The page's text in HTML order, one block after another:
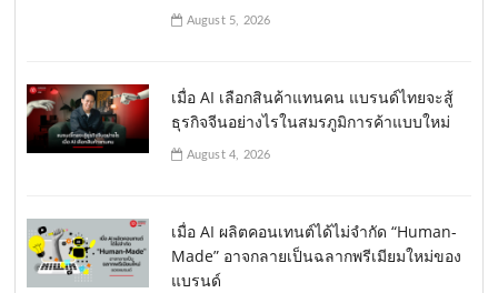
August 5, 2026
เมื่อ AI เลือกสินค้าแทนคน แบรนด์ไทยจะสู้
ธุรกิจจีนอย่างไรในสมรภูมิการค้าแบบใหม่
August 4, 2026
เมื่อ AI ผลิตคอนเทนต์ได้ไม่จำกัด “Human-
Made” อาจกลายเป็นฉลากพรีเมียมใหม่ของ
แบรนด์